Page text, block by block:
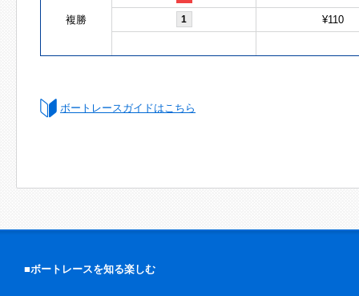
複勝 1 ¥110
ボートレースガイドはこちら
■ボートレースを知る楽しむ